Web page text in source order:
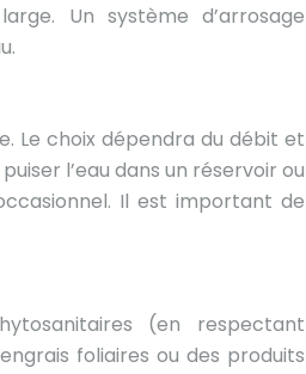
Un système d’arrosage
Le choix dépendra du débit et
l’eau dans un réservoir ou
Il est important de
(en respectant
foliaires ou des produits